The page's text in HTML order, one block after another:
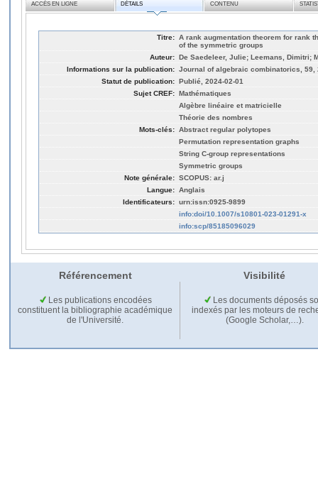
ACCÈS EN LIGNE DÉTAILS CONTENU
Titre: A rank augmentation theorem for rank
of the symmetric groups
Auteur: De Saedeleer, Julie; Leemans, Dimitri;
Informations sur la publication: Journal of algebraic combinatorics, 59,
Statut de publication: Publié, 2024-02-01
Sujet CREF: Mathématiques
Algèbre linéaire et matricielle
Théorie des nombres
Mots-clés: Abstract regular polytopes
Permutation representation graphs
String C-group representations
Symmetric groups
Note générale: SCOPUS: ar.j
Langue: Anglais
Identificateurs: urn:issn:0925-9899
info:doi/10.1007/s10801-023-01291-x
info:scp/85185096029
Référencement Visibilité
Les publications encodées
constituent la bibliographie académique
de l'Université.
Les documents déposés
indexés par les moteurs de
(Google Scholar,…).